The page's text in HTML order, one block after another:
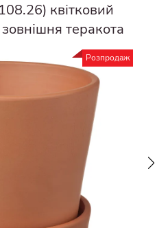
квітковий
теракота
Розпродаж